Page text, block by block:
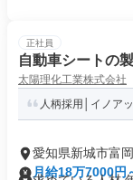
正社員
自動車シートの
太陽理化工業株式会社
人柄採用│イノア
愛知県新城市富岡
月給18万7000円